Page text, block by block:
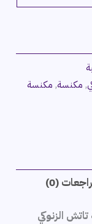
, مكنسة, مكنسة
(0)
الزنوكي